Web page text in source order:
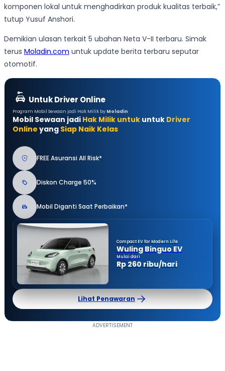
komponen lokal untuk menghadirkan produk kualitas terbaik,”
tutup Yusuf Anshori.
Demikian ulasan terkait 5 ubahan Neta V-II terbaru. Simak
terus Moladin.com untuk update berita terbaru seputar
otomotif.
Untuk Driver Online
Program Mobil Sewaan jadi Hak Milik by Moladin
Mobil Sewaan jadi Hak Milik untuk untuk Driver
Online yang Siap Naik Kelas
FREE Asuransi All Risk*
Diskon Charge 50%
Mobil Diganti Saat Perbaikan*
Compact EV for Modern Life
Wuling Binguo EV
Mulai dari
Rp 260 ribu/hari
Lihat Penawaran